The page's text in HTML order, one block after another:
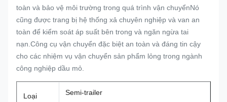
toàn và bảo vệ môi trường trong quá trình vận chuyểnNó
cũng được trang bị hệ thống xả chuyên nghiệp và van an
toàn để kiểm soát áp suất bên trong và ngăn ngừa tai
nạn.Công cụ vận chuyển đặc biệt an toàn và đáng tin cậy
cho các nhiệm vụ vận chuyển sản phẩm lỏng trong ngành
công nghiệp dầu mỏ.
Loại Semi-trailer